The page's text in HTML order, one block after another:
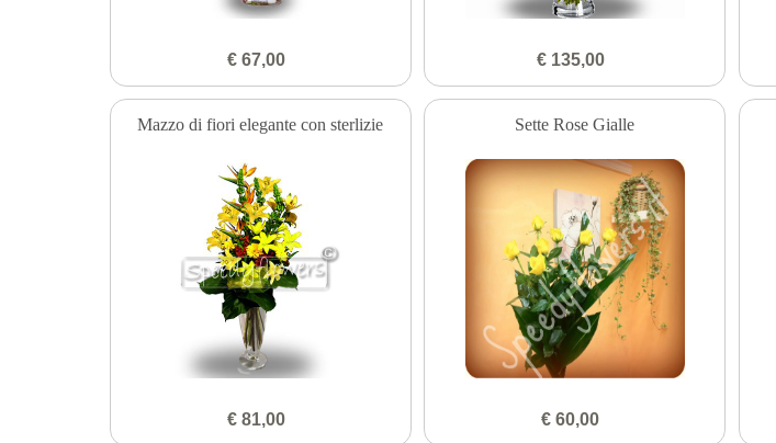
€ 67,00 € 135,00
Mazzo di fiori elegante con sterlizie
€ 81,00
Sette Rose Gialle
€ 60,00